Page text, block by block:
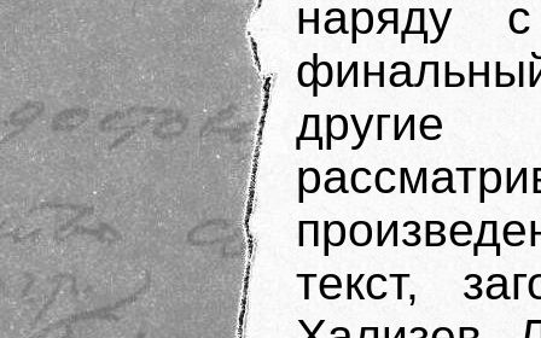
наряду с
текст,